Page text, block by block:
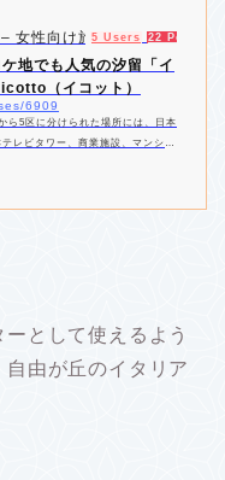
女性向け旅行・宿泊情報メデ
5 Users 22 Pockets
地でも人気の汐留「イ
（イコット）
6909
ら5区に分けられた場所には、日本
レビタワー、商業施設、マンショ
として使えるよう
由が丘のイタリア